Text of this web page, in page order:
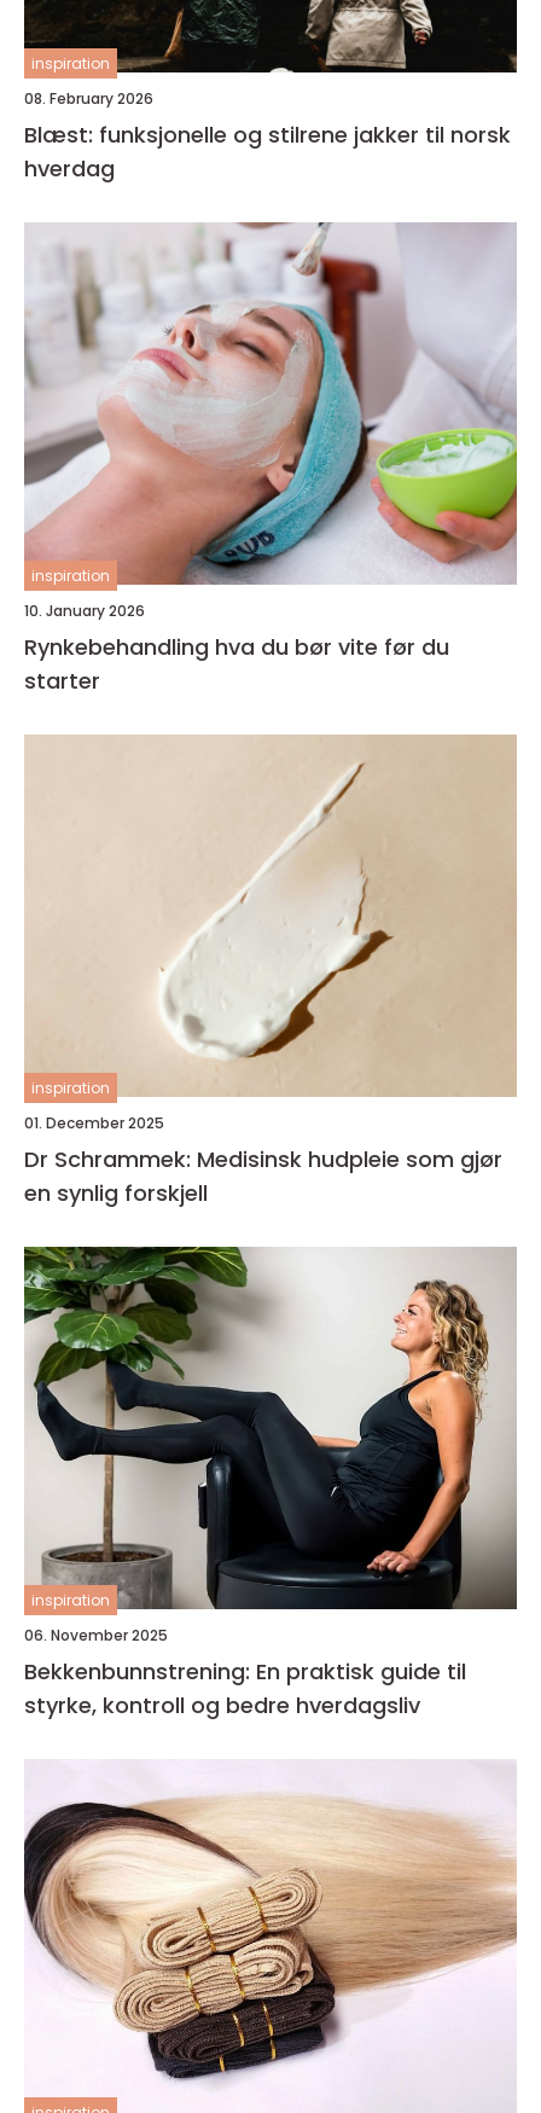
inspiration
08. February 2026
Blæst: funksjonelle og stilrene jakker til norsk
hverdag
inspiration
10. January 2026
Rynkebehandling hva du bør vite før du
starter
inspiration
01. December 2025
Dr Schrammek: Medisinsk hudpleie som gjør
en synlig forskjell
inspiration
06. November 2025
Bekkenbunnstrening: En praktisk guide til
styrke, kontroll og bedre hverdagsliv